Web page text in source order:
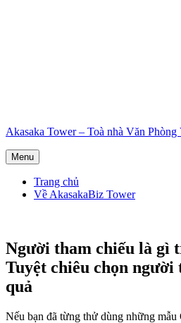
Skip
content
Akasaka Tower – Toà nhà Văn
Menu
Trang chủ
Về AkasakaBiz Tower
Người tham chiếu là gì
Tuyệt chiêu chọn người
quả
Nếu bạn đã từng thử dùng những